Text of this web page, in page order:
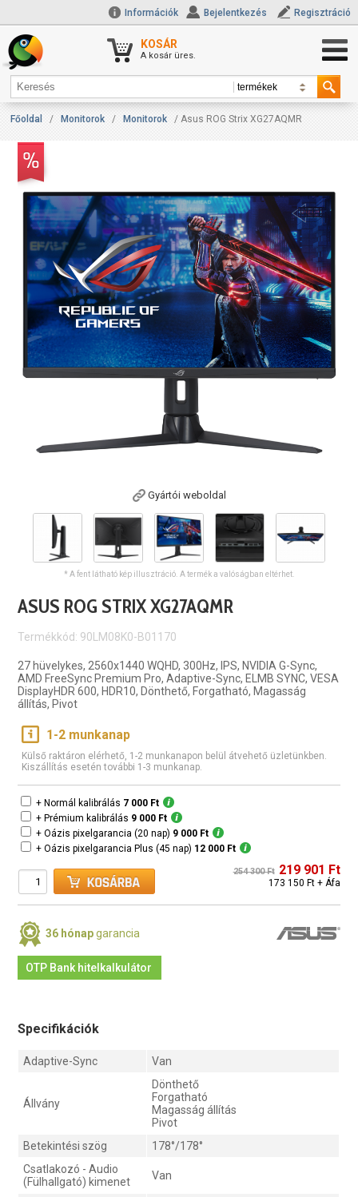
Információk Bejelentkezés Regisztráció
KOSÁR
A kosár üres.
Főoldal / Monitorok / Monitorok / Asus ROG Strix XG27AQMR
Gyártói weboldal
* A fent látható kép illusztráció. A termék a valóságban eltérhet.
ASUS ROG STRIX XG27AQMR
Termékkód: 90LM08K0-B01170
27 hüvelykes, 2560x1440 WQHD, 300Hz, IPS, NVIDIA G-Sync,
AMD FreeSync Premium Pro, Adaptive-Sync, ELMB SYNC, VESA
DisplayHDR 600, HDR10, Dönthető, Forgatható, Magasság
állítás, Pivot
1-2 munkanap
Külső raktáron elérhető, 1-2 munkanapon belül átvehető üzletünkben.
Kiszállítás esetén további 1-3 munkanap.
+ Normál kalibrálás 7 000 Ft
+ Prémium kalibrálás 9 000 Ft
+ Oázis pixelgarancia (20 nap) 9 000 Ft
+ Oázis pixelgarancia Plus (45 nap) 12 000 Ft
254 300 Ft 219 901 Ft
173 150 Ft + Áfa
36 hónapgarancia
OTP Bank hitelkalkulátor
Specifikációk
Adaptive-Sync Van
Állvány
Dönthető
Forgatható
Magasság állítás
Pivot
Betekintési szög
178°/178°
Csatlakozó - Audio
(Fülhallgató) kimenet
Van